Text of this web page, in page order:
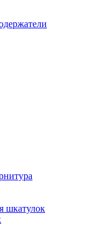
шкатулок